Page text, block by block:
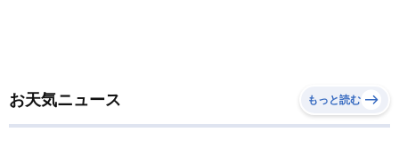
お天気ニュース もっと読む